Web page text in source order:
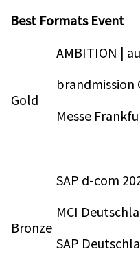
Best Formats Event
Gold
AMBITION |
brandmission
Messe
Bronze
SAP d-com
MCI
SAP